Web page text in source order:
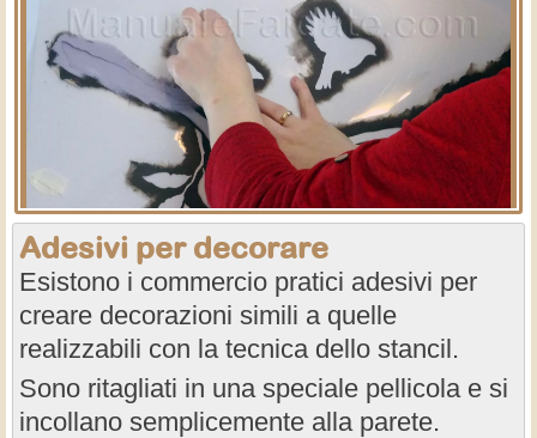
Adesivi per decorare
Esistono i commercio pratici adesivi per
creare decorazioni simili a quelle
realizzabili con la tecnica dello stancil.
Sono ritagliati in una speciale pellicola e si
incollano semplicemente alla parete.